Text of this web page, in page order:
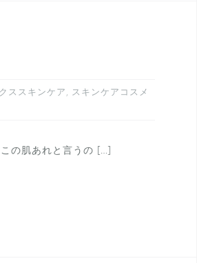
ススキンケア, スキンケアコスメ
の肌あれと言うの […]